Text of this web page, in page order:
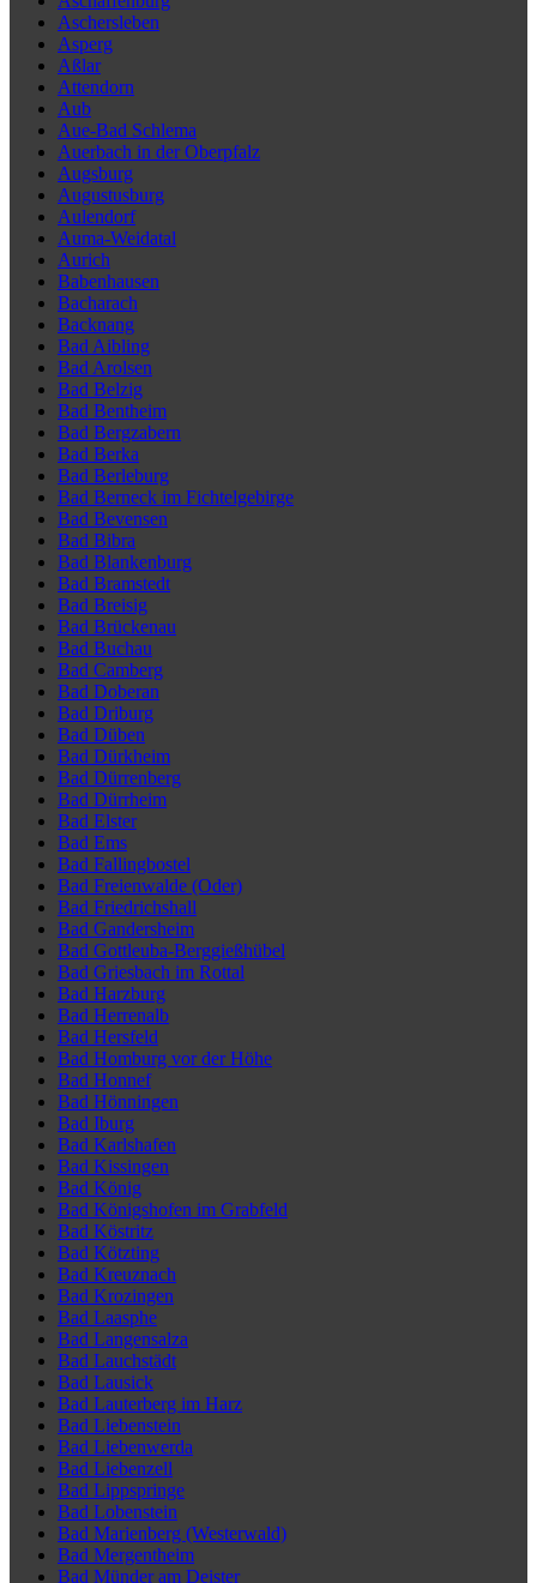
Aschersleben
Asperg
Aßlar
Attendorn
Aub
Aue-Bad Schlema
Auerbach in der Oberpfalz
Augsburg
Augustusburg
Aulendorf
Auma-Weidatal
Aurich
Babenhausen
Bacharach
Backnang
Bad Aibling
Bad Arolsen
Bad Belzig
Bad Bentheim
Bad Bergzabern
Bad Berka
Bad Berleburg
Bad Berneck im Fichtelgebirge
Bad Bevensen
Bad Bibra
Bad Blankenburg
Bad Bramstedt
Bad Breisig
Bad Brückenau
Bad Buchau
Bad Camberg
Bad Doberan
Bad Driburg
Bad Düben
Bad Dürkheim
Bad Dürrenberg
Bad Dürrheim
Bad Elster
Bad Ems
Bad Fallingbostel
Bad Freienwalde (Oder)
Bad Friedrichshall
Bad Gandersheim
Bad Gottleuba-Berggießhübel
Bad Griesbach im Rottal
Bad Harzburg
Bad Herrenalb
Bad Hersfeld
Bad Homburg vor der Höhe
Bad Honnef
Bad Hönningen
Bad Iburg
Bad Karlshafen
Bad Kissingen
Bad König
Bad Königshofen im Grabfeld
Bad Köstritz
Bad Kötzting
Bad Kreuznach
Bad Krozingen
Bad Laasphe
Bad Langensalza
Bad Lauchstädt
Bad Lausick
Bad Lauterberg im Harz
Bad Liebenstein
Bad Liebenwerda
Bad Liebenzell
Bad Lippspringe
Bad Lobenstein
Bad Marienberg (Westerwald)
Bad Mergentheim
Bad Münder am Deister